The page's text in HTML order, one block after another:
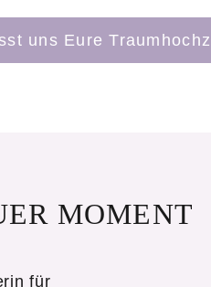
uns Eure
MOMENT
für